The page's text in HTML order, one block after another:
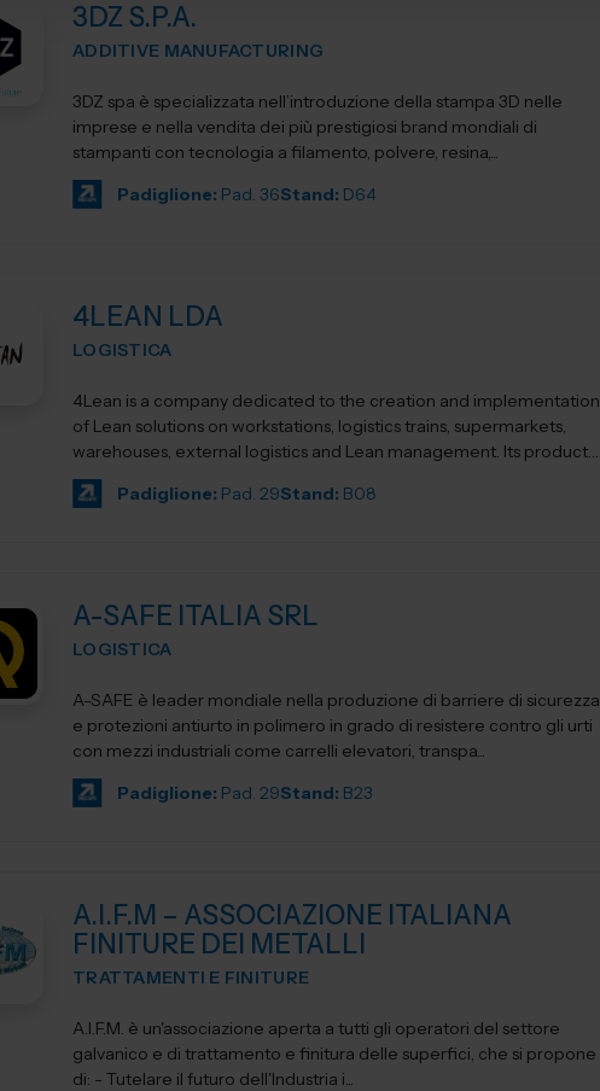
3DZ S.P.A.
ADDITIVE MANUFACTURING
3DZ spa è specializzata nell’introduzione della stampa 3D nelle
imprese e nella vendita dei più prestigiosi brand mondiali di
stampanti con tecnologia a filamento, polvere, resina,...
Padiglione: Pad. 36Stand: D64
4LEAN LDA
LOGISTICA
4Lean is a company dedicated to the creation and implementation
of Lean solutions on workstations, logistics trains, supermarkets,
warehouses, external logistics and Lean management. Its product
ca...
Padiglione: Pad. 29Stand: B08
A-SAFE ITALIA SRL
LOGISTICA
A-SAFE è leader mondiale nella produzione di barriere di sicurezza
e protezioni antiurto in polimero in grado di resistere contro gli urti
con mezzi industriali come carrelli elevatori, transpa...
Padiglione: Pad. 29Stand: B23
A.I.F.M – ASSOCIAZIONE ITALIANA
FINITURE DEI METALLI
TRATTAMENTI E FINITURE
A.I.F.M. è un'associazione aperta a tutti gli operatori del settore
galvanico e di trattamento e finitura delle superfici, che si propone
di: - Tutelare il futuro dell'Industria i...